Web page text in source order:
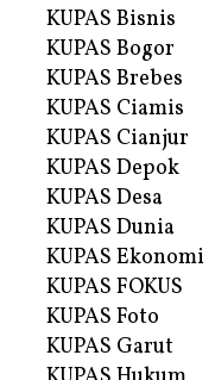
KUPAS Bisnis
KUPAS Bogor
KUPAS Brebes
KUPAS Ciamis
KUPAS Cianjur
KUPAS Depok
KUPAS Desa
KUPAS Dunia
KUPAS Ekonomi
KUPAS FOKUS
KUPAS Foto
KUPAS Garut